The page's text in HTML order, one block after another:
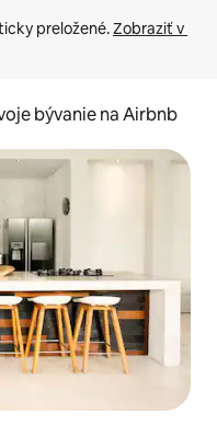
preložené. Zobraziť v
bývanie na Airbnb